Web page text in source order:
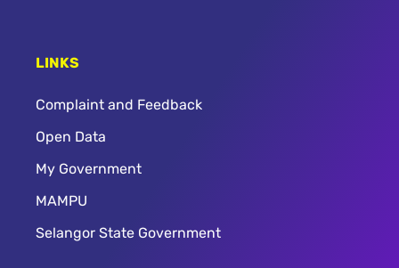
LINKS
Complaint and Feedback
Open Data
My Government
MAMPU
Selangor State Government